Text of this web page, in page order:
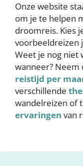
Onze website
om je te helpen
droomreis. Kies
voorbeeldreizen
Weet je nog niet
wanneer? Neem
reistijd per
verschillende
wandelreizen of
ervaringen van